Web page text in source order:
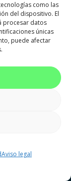
como las
del dispositivo. El
procesar datos
únicas
puede afectar
Aviso legal